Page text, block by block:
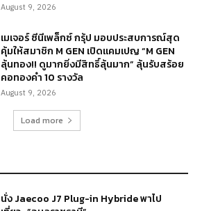
August 9, 2026
เมเจอร์ ซีนีเพล็กซ์ กรุ้ป มอบประสบการณ์สุด
คุ้มให้สมาชิก M GEN เปิดแคมเปญ “M GEN
ลุ้นทอง!! ดูมากยิ่งมีสิทธิ์ลุ้นมาก” ลุ้นรับสร้อย
คอทองคำ 10 รางวัล
August 9, 2026
Load more
นั่ง Jaecoo J7 Plug-in Hybride พาไป